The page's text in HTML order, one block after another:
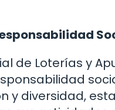
de Loterías y
y diversidad,